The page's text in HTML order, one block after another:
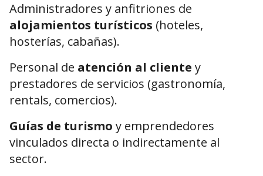
Administradores y anfitriones de
alojamientos turísticos (hoteles,
hosterías, cabañas).
Personal de atención al cliente y
prestadores de servicios (gastronomía,
rentals, comercios).
Guías de turismo y emprendedores
vinculados directa o indirectamente al
sector.